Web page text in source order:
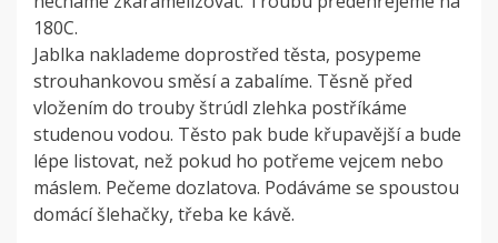
180C.
Jablka naklademe doprostřed těsta, posypeme
strouhankovou směsí a zabalíme. Těsně před
vložením do trouby štrúdl zlehka postříkáme
studenou vodou. Těsto pak bude křupavější a bude
lépe listovat, než pokud ho potřeme vejcem nebo
máslem. Pečeme dozlatova. Podáváme se spoustou
domácí šlehačky, třeba ke kávě.